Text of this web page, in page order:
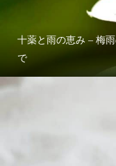
十薬と雨の恵み – 梅
で